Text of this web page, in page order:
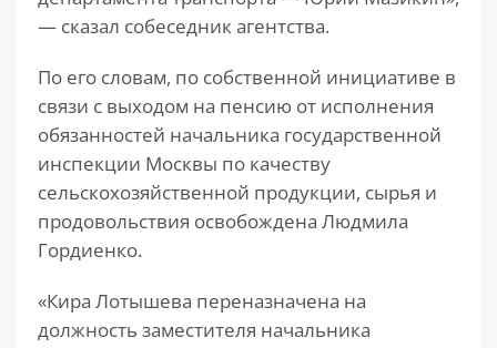
— сказал собеседник агентства.
По его словам, по собственной инициативе в
связи с выходом на пенсию от исполнения
обязанностей начальника государственной
инспекции Москвы по качеству
сельскохозяйственной продукции, сырья и
продовольствия освобождена Людмила
Гордиенко.
«Кира Лотышева переназначена на
должность заместителя начальника